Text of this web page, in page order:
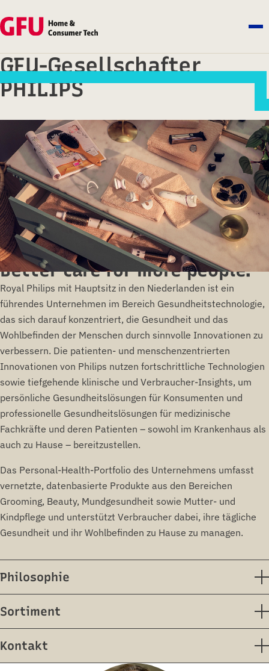
GFU-Gesellschafter
PHILIPS
Head Office Koninklijke Philips NV
Better care for more people.
Royal Philips mit Hauptsitz in den Niederlanden ist ein
führendes Unternehmen im Bereich Gesundheitstechnologie,
das sich darauf konzentriert, die Gesundheit und das
Wohlbefinden der Menschen durch sinnvolle Innovationen zu
verbessern. Die patienten- und menschenzentrierten
Innovationen von Philips nutzen fortschrittliche Technologien
sowie tiefgehende klinische und Verbraucher-Insights, um
persönliche Gesundheitslösungen für Konsumenten und
professionelle Gesundheitslösungen für medizinische
Fachkräfte und deren Patienten – sowohl im Krankenhaus als
auch zu Hause – bereitzustellen.
Das Personal-Health-Portfolio des Unternehmens umfasst
vernetzte, datenbasierte Produkte aus den Bereichen
Grooming, Beauty, Mundgesundheit sowie Mutter- und
Kindpflege und unterstützt Verbraucher dabei, ihre tägliche
Gesundheit und ihr Wohlbefinden zu Hause zu managen.
Philosophie
Sortiment
Kontakt